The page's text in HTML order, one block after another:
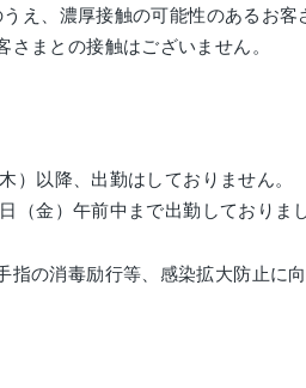
え、濃厚接触の可能性のあるお客
まとの接触はございません。
）以降、出勤はしておりません。
（金）午前中まで出勤しておりまし
の消毒励行等、感染拡大防止